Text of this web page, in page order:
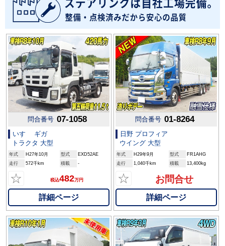
問合番号 07-1058
いすゞ ギガ
トラクタ 大型
年式 H27年10月 型式
EXD52AE
走行
572千km 積載 -
☆ 税込482万円
詳細ページ
問合番号 01-8264
日野 プロフィア
ウイング 大型
年式 H29年9月 型式
FR1AHG
走行
1,040千km 積載 13,400kg
☆ お問合せ
詳細ページ